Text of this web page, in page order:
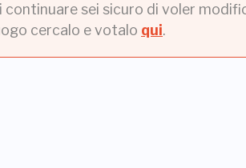
continuare sei sicuro di voler
cercalo e votalo qui.